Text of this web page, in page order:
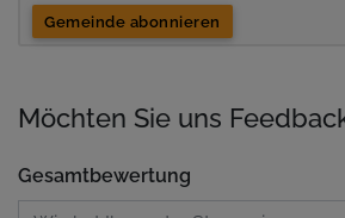
Gemeinde abonnieren
Möchten Sie uns
Gesamtbewertung